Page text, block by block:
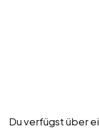
Du verfügst über